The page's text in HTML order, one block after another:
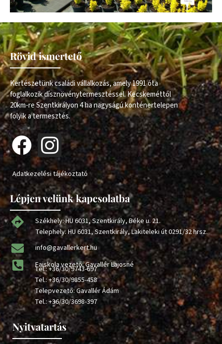
Rövid ismertető
Kertészetünk családi vállalkozás, amely 1991 óta
foglalkozik dísznövénytermesztéssel. Kecskeméttől
20km-re Szentkirályon 4 ha nagyságú konténertelepen
folyik a termesztés.
Adatkezelési tájékoztató
Lépjen velünk kapcsolatba
Székhely: HU 6031, Szentkirály, Béke u. 21.
Telephely: HU 6031, Szentkirály, Lakiteleki út 0291/32 hrsz.
info@gavallerkert.hu
Faiskola vezető: Gavallér Lajosné
Tel.:+36/30/9743-697
Tel.:+36/30/9855-458
Telepvezető: Gavallér Ádám
Tel.:+36/30/3698-397
Nyitvatartás